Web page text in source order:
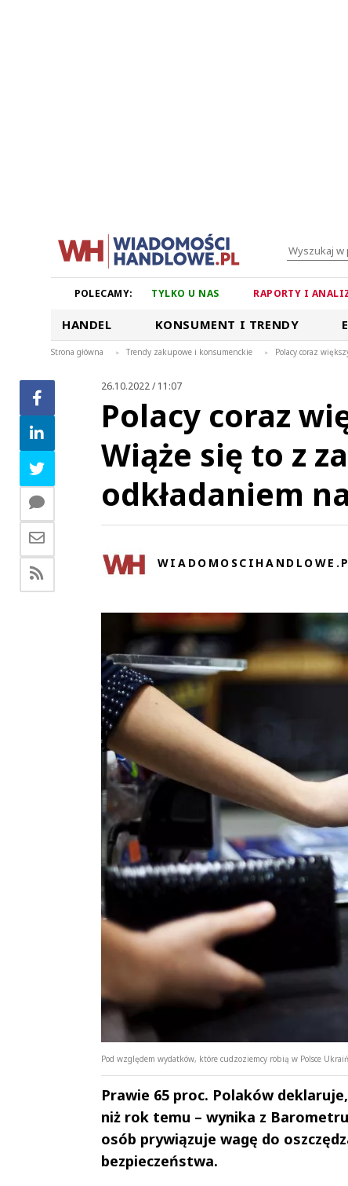
POLECAMY: TYLKO U NAS RAPORTY I
HANDEL KONSUMENT I TRENDY
Strona główna > Trendy zakupowe i konsumenckie > Polacy coraz
26.10.2022 / 11:07
Polacy coraz
Wiąże się to z
odkładaniem
Pod względem wydatków, które cudzoziemcy robią w Polsce
Prawie 65 proc. Polaków
niż rok temu – wynika z
osób prywiązuje wagę do
bezpieczeństwa.
Andrzej i Marta